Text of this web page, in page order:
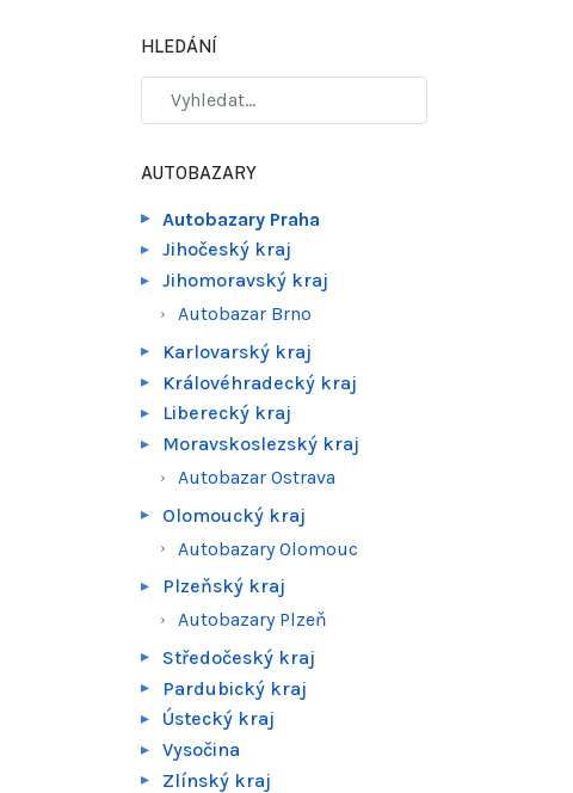
HLEDÁNÍ
AUTOBAZARY
Autobazary Praha
Jihočeský kraj
Jihomoravský kraj
Autobazar Brno
Karlovarský kraj
Královéhradecký kraj
Liberecký kraj
Moravskoslezský kraj
Autobazar Ostrava
Olomoucký kraj
Autobazary Olomouc
Plzeňský kraj
Autobazary Plzeň
Středočeský kraj
Pardubický kraj
Ústecký kraj
Vysočina
Zlínský kraj